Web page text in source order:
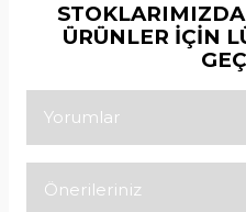
ÜRÜNLER İÇİN
Yorumlar
Önerileriniz